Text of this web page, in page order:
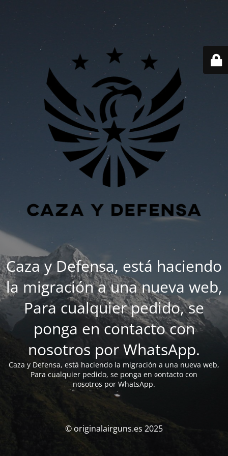
Caza y Defensa, está haciendo
la migración a una nueva web,
Para cualquier pedido, se
ponga en contacto con
nosotros por WhatsApp.
Caza y Defensa, está haciendo la migración a una nueva web,
Para cualquier pedido, se ponga en contacto con
nosotros por WhatsApp.
© originalairguns.es 2025